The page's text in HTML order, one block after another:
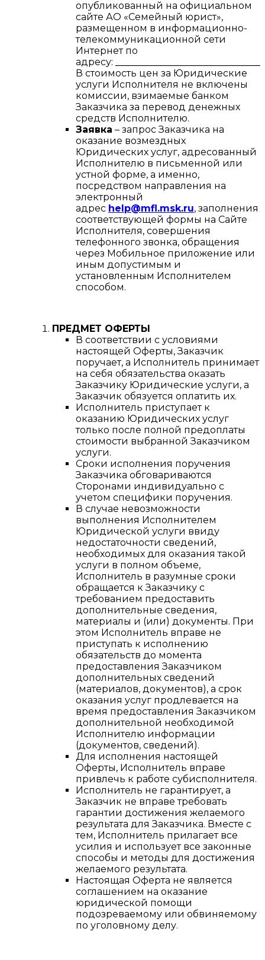
опубликованный на официальном
сайте АО «Семейный юрист»,
размещенном в информационно-
телекоммуникационной сети
Интернет по
адресу:
В стоимость цен за Юридические
услуги Исполнителя не включены
комиссии, взимаемые банком
Заказчика за перевод денежных
средств Исполнителю.
Заявка – запрос Заказчика на
оказание возмездных
Юридических услуг, адресованный
Исполнителю в письменной или
устной форме, а именно,
посредством направления на
электронный
адрес help@mfl.msk.ru, заполнения
соответствующей формы на Сайте
Исполнителя, совершения
телефонного звонка, обращения
через Мобильное приложение или
иным допустимым и
установленным Исполнителем
способом.
ПРЕДМЕТ ОФЕРТЫ
В соответствии с условиями
настоящей Оферты, Заказчик
поручает, а Исполнитель принимает
на себя обязательства оказать
Заказчику Юридические услуги, а
Заказчик обязуется оплатить их.
Исполнитель приступает к
оказанию Юридических услуг
только после полной предоплаты
стоимости выбранной Заказчиком
услуги.
Сроки исполнения поручения
Заказчика обговариваются
Сторонами индивидуально с
учетом специфики поручения.
В случае невозможности
выполнения Исполнителем
Юридической услуги ввиду
недостаточности сведений,
необходимых для оказания такой
услуги в полном объеме,
Исполнитель в разумные сроки
обращается к Заказчику с
требованием предоставить
дополнительные сведения,
материалы и (или) документы. При
этом Исполнитель вправе не
приступать к исполнению
обязательств до момента
предоставления Заказчиком
дополнительных сведений
(материалов, документов), а срок
оказания услуг продлевается на
время предоставления Заказчиком
дополнительной необходимой
Исполнителю информации
(документов, сведений).
Для исполнения настоящей
Оферты, Исполнитель вправе
привлечь к работе субисполнителя.
Исполнитель не гарантирует, а
Заказчик не вправе требовать
гарантии достижения желаемого
результата для Заказчика. Вместе с
тем, Исполнитель прилагает все
усилия и использует все законные
способы и методы для достижения
желаемого результата.
Настоящая Оферта не является
соглашением на оказание
юридической помощи
подозреваемому или обвиняемому
по уголовному делу.